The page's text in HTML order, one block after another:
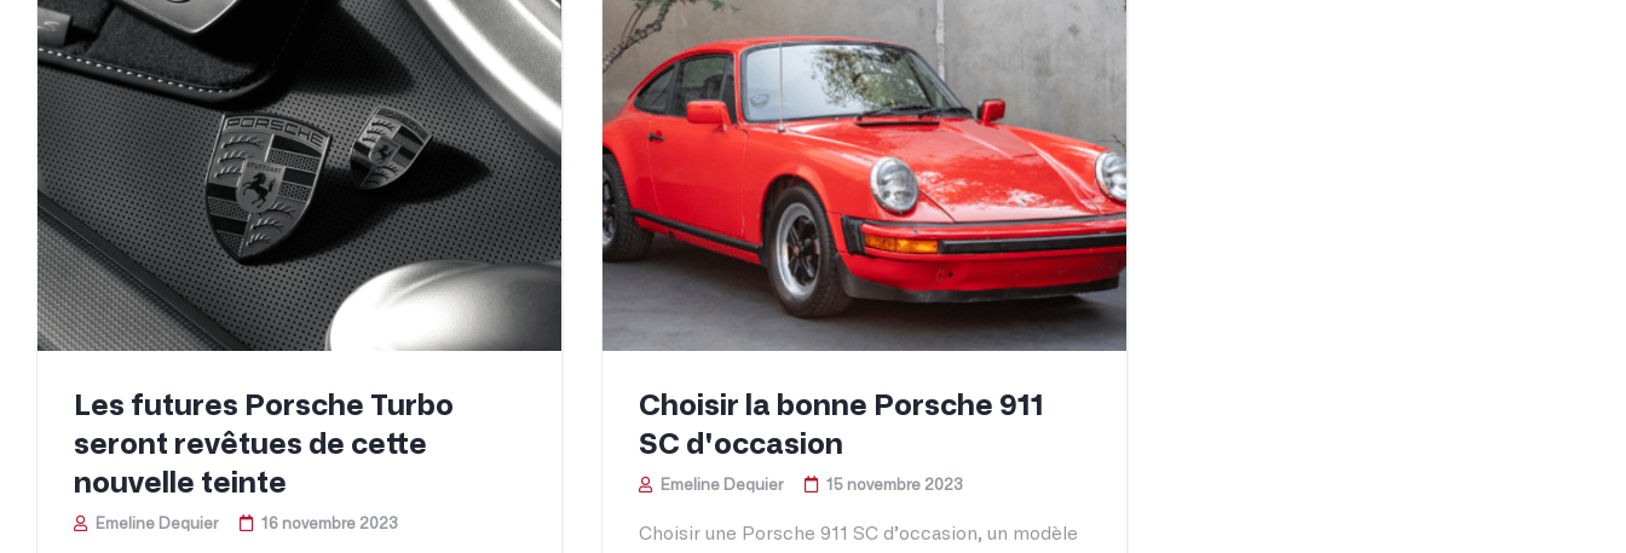
Les futures Porsche Turbo
seront revêtues de cette
nouvelle teinte
Emeline Dequier 16 novembre 2023
Choisir la bonne Porsche 911
SC d'occasion
Emeline Dequier 15 novembre 2023
Choisir une Porsche 911 SC d’occasion, un modèle